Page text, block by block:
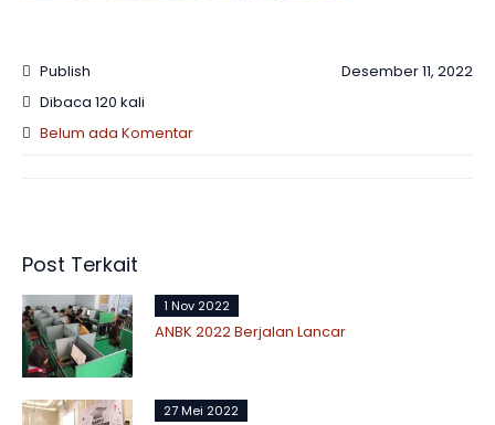
Publish
Desember 11, 2022
Dibaca 120 kali
Belum ada Komentar
Post Terkait
1 Nov 2022
ANBK 2022 Berjalan Lancar
27 Mei 2022